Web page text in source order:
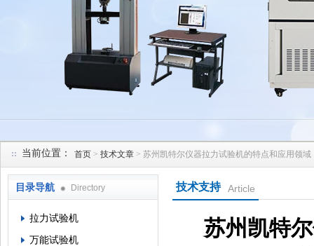
当前位置： 首页 > 技术文章 > 苏州凯特尔仪器拉力试验机的特点和应用领域
目录导航 Directory
拉力试验机
万能试验机
技术支持 Article
苏州凯特